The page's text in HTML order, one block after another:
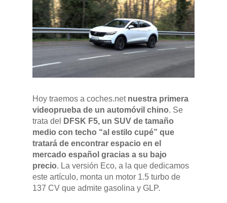
Hoy traemos a coches.net nuestra primera
videoprueba de un automóvil chino. Se
trata del
DFSK F5, un SUV de tamaño
medio con techo “al estilo cupé” que
tratará de encontrar espacio en el
mercado español gracias a su bajo
precio. La versión Eco, a la que dedicamos
este artículo, monta un motor 1.5 turbo de
137 CV que admite gasolina y GLP.